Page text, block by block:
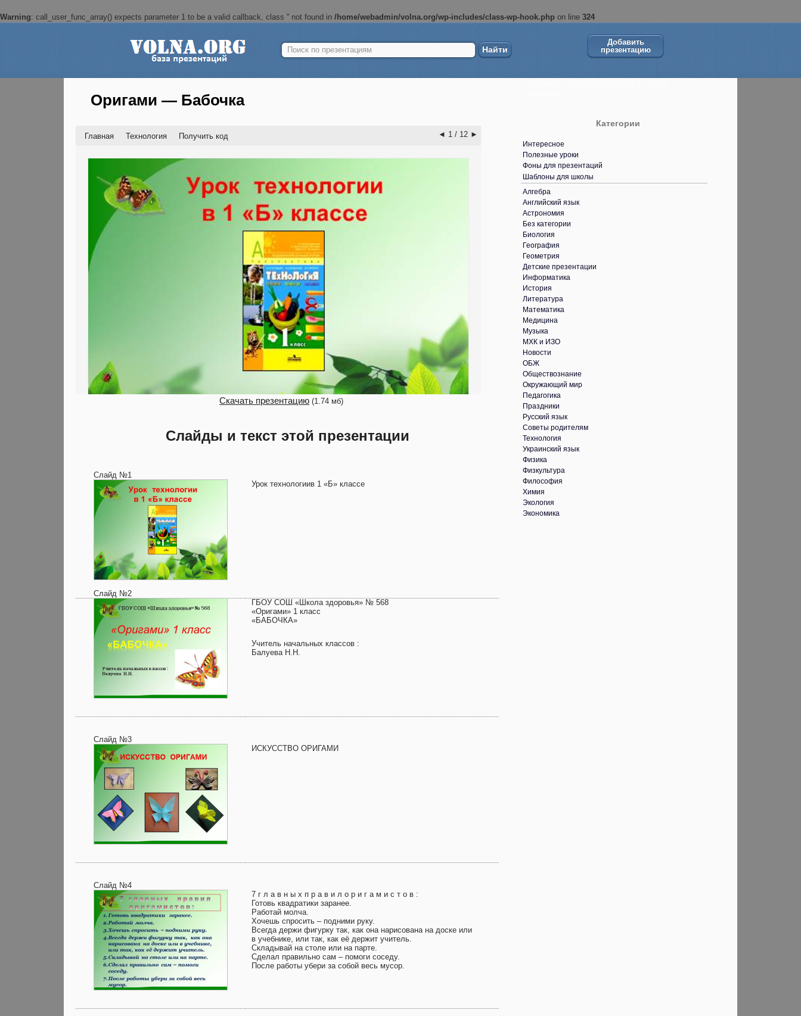
Warning: call_user_func_array() expects parameter 1 to be a valid callback, class '' not found in /home/webadmin/volna.org/wp-includes/class-wp-hook.php on line 324
Найти:
Добавить
презентацию
Оригами — Бабочка
Главная Технология Получить код ◄ 1 / 12 ►
Скачать презентацию (1.74 мб)
Слайды и текст этой презентации
Слайд №1
Урок технологиив 1 «Б» классе
Слайд №2
ГБОУ СОШ «Школа здоровья» № 568
«Оригами» 1 класс
«БАБОЧКА»
Учитель начальных классов :
Балуева Н.Н.
Слайд №3
ИСКУССТВО ОРИГАМИ
Слайд №4
7 г л а в н ы х п р а в и л о р и г а м и с т о в :
Готовь квадратики заранее.
Работай молча.
Хочешь спросить – подними руку.
Всегда держи фигурку так, как она нарисована на доске или
в учебнике, или так, как её держит учитель.
Складывай на столе или на парте.
Сделал правильно сам – помоги соседу.
После работы убери за собой весь мусор.
Категории
Интересное
Полезные уроки
Фоны для презентаций
Шаблоны для школы
Алгебра
Английский язык
Астрономия
Без категории
Биология
География
Геометрия
Детские презентации
Информатика
История
Литература
Математика
Медицина
Музыка
МХК и ИЗО
Новости
ОБЖ
Обществознание
Окружающий мир
Педагогика
Праздники
Русский язык
Советы родителям
Технология
Украинский язык
Физика
Физкультура
Философия
Химия
Экология
Экономика